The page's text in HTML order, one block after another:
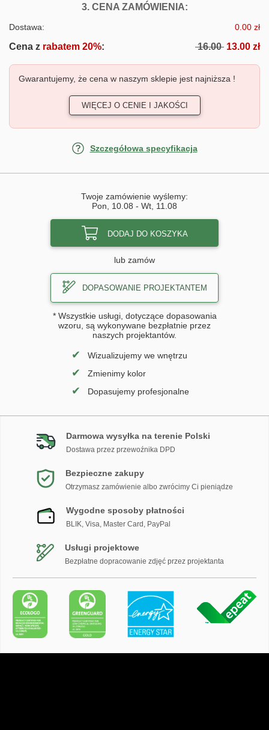
3. CENA ZAMÓWIENIA:FOTOTAPETY
Dostawa: 0.00 zł
Cena z rabatem 20%: 16.00 13.00 zł
Gwarantujemy, że cena w naszym sklepie jest najniższa !
WIĘCEJ O CENIE I JAKOŚCI
Szczegółowa specyfikacja
Twoje zamówienie wyślemy:
Pon, 10.08 - Wt, 11.08
DODAJ DO KOSZYKA
lub zamów
DOPASOWANIE PROJEKTANTEM
* Wszystkie usługi, dotyczące dopasowania
wzoru, są wykonywane bezpłatnie przez
naszych projektantów.
✔ Wizualizujemy we wnętrzu
✔ Zmienimy kolor
✔ Dopasujemy profesjonalne
Darmowa wysyłka na terenie Polski
Dostawa przez przewoźnika DPD
Bezpieczne zakupy
Otrzymasz zamówienie albo zwrócimy Ci pieniądze
Wygodne sposoby płatności
BLIK, Visa, Master Card, PayPal
Usługi projektowe
Bezpłatne dopracowanie zdjęć przez projektanta